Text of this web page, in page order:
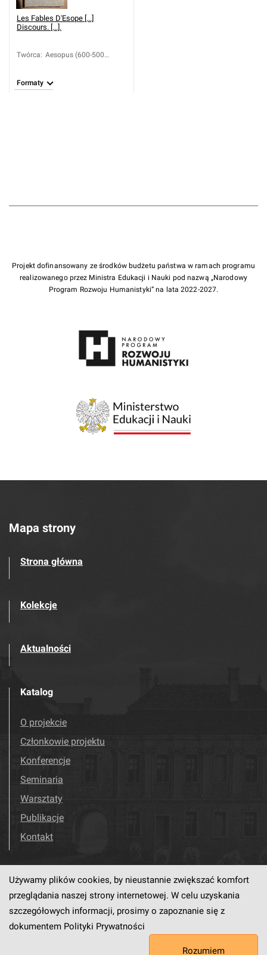
Les Fables D'Esope [...]
Discours. [...].
Twórca: Aesopus (600-500
(1648-1734)
Formaty
Projekt dofinansowany ze środków budżetu państwa w ramach programu
realizowanego przez Ministra Edukacji i Nauki pod nazwą „Narodowy
Program Rozwoju Humanistyki” na lata 2022-2027.
Mapa strony
Strona główna
Kolekcje
Aktualności
Katalog
O projekcie
Członkowie projektu
Konferencje
Seminaria
Warsztaty
Publikacje
Kontakt
Odwiedź nas! Facebook
Używamy plików cookies, by nieustannie zwiększać komfort
przeglądania naszej strony internetowej. W celu uzyskania
szczegółowych informacji, prosimy o zapoznanie się z
dokumentem Polityki Prywatności
Rozumiem